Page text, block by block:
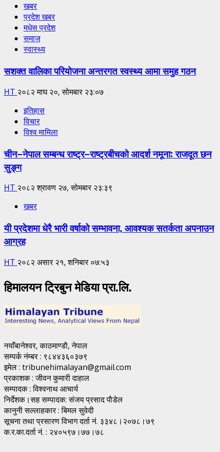
खबर
प्रदेश खबर
मधेस प्रदेश
समाज
स्वास्थ्य
सशक्त वालिका परियोजना अन्तरगत स्वस्थ्य आमा समुह गठन
HT २०८२ माघ २०, सोमबार २३:०७
इतिहास
विचार
विश्व मामिला
चीन–नेपाल सम्बन्ध राष्ट्र–राष्ट्रबीचको आदर्श नमूना: राजदूत छन
सुङ्ग
HT २०८२ श्रावण २७, सोमबार २३:३९
खबर
यी प्रदेशमा धेरै भारी वर्षाको सम्भावना, आवश्यक सतर्कता अपनाउन
आग्रह
HT २०८२ असार २१, शनिबार ०७:५३
हिमालयन ट्रिबुन मेडिया प्रा.लि.
नयाँबानेश्वर, काठमाण्डाै, नेपाल
सम्पर्क नंम्बर : ९८४४३६०३७९
इमेल : tribunehimalayan@gmail.com
प्रकाशक : जीवन कुमारी दाहाल
सम्पादक : विश्वनाथ आचार्य
निर्देशक।सह सम्पादक: संजय प्रसाद पाैडेल
कानुनी सल्लाहकार : बिमल सुवेदी
सूचना तथा प्रसारण विभाग दर्ता नं. ३३४८।२०७८।७९
क.र.का.दर्ता नं. : २४०५९७।७७।७८